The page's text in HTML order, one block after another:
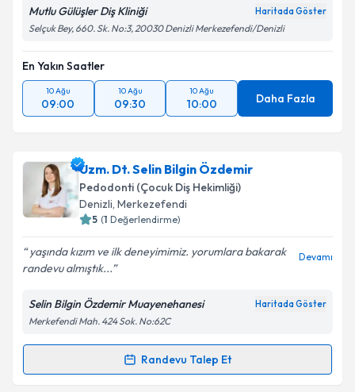
Mutlu Gülüşler Diş Kliniği Haritada Göster
Selçuk Bey, 660. Sk. No:3, 20030 Denizli Merkezefendi/Denizli
En Yakın Saatler
10 Ağu
09:00
10 Ağu
09:30
10 Ağu
10:00 Daha Fazla
Uzm. Dt. Selin Bilgin Özdemir
Pedodonti (Çocuk Diş Hekimliği)
Denizli, Merkezefendi
5 (1 Değerlendirme)
yaşında kızım ve ilk deneyimimiz. yorumlara bakarak
randevu almıştık...
Devamı
Selin Bilgin Özdemir Muayenehanesi Haritada Göster
Merkefendi Mah. 424 Sok. No:62C
Randevu Talep Et
Randevu Takvimi Talebi